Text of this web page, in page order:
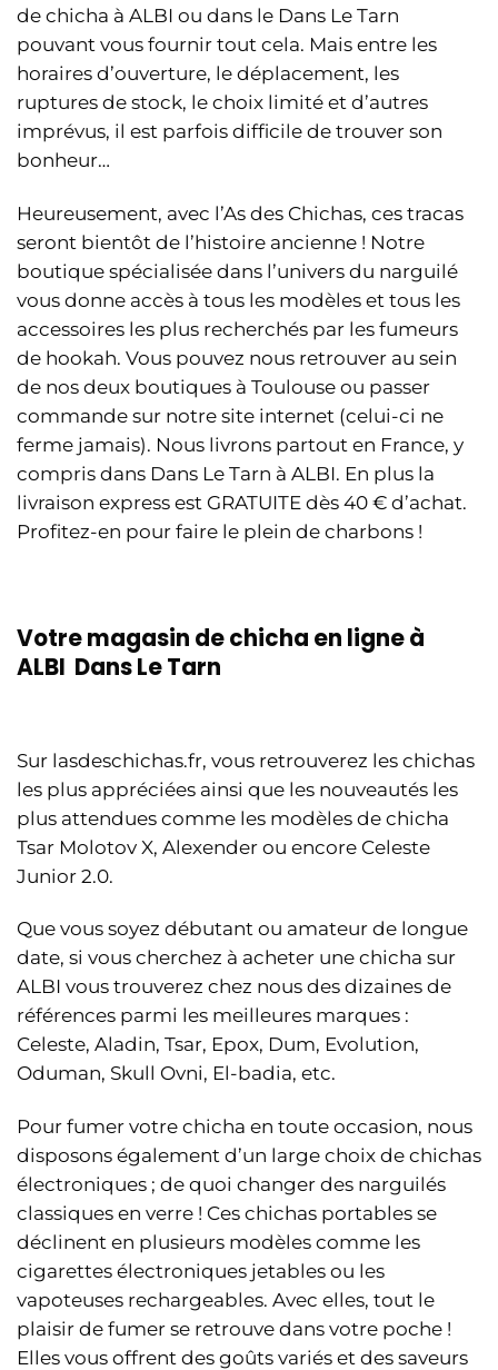
de chicha à ALBI ou dans le Dans Le Tarn
pouvant vous fournir tout cela. Mais entre les
horaires d’ouverture, le déplacement, les
ruptures de stock, le choix limité et d’autres
imprévus, il est parfois difficile de trouver son
bonheur…
Heureusement, avec l’As des Chichas, ces tracas
seront bientôt de l’histoire ancienne ! Notre
boutique spécialisée dans l’univers du narguilé
vous donne accès à tous les modèles et tous les
accessoires les plus recherchés par les fumeurs
de hookah. Vous pouvez nous retrouver au sein
de nos deux boutiques à Toulouse ou passer
commande sur notre site internet (celui-ci ne
ferme jamais). Nous livrons partout en France, y
compris dans Dans Le Tarn à ALBI. En plus la
livraison express est GRATUITE dès 40 € d’achat.
Profitez-en pour faire le plein de charbons !
Votre magasin de chicha en ligne à
ALBI Dans Le Tarn
Sur lasdeschichas.fr, vous retrouverez les chichas
les plus appréciées ainsi que les nouveautés les
plus attendues comme les modèles de chicha
Tsar Molotov X, Alexender ou encore Celeste
Junior 2.0.
Que vous soyez débutant ou amateur de longue
date, si vous cherchez à acheter une chicha sur
ALBI vous trouverez chez nous des dizaines de
références parmi les meilleures marques :
Celeste, Aladin, Tsar, Epox, Dum, Evolution,
Oduman, Skull Ovni, El-badia, etc.
Pour fumer votre chicha en toute occasion, nous
disposons également d’un large choix de chichas
électroniques ; de quoi changer des narguilés
classiques en verre ! Ces chichas portables se
déclinent en plusieurs modèles comme les
cigarettes électroniques jetables ou les
vapoteuses rechargeables. Avec elles, tout le
plaisir de fumer se retrouve dans votre poche !
Elles vous offrent des goûts variés et des saveurs